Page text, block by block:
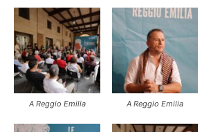
A Reggio Emilia A Reggio Emilia